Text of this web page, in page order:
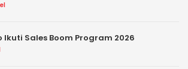
Sales Boom Program 2026